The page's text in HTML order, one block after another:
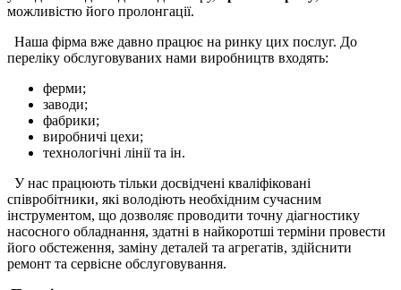
можливістю його пролонгації.
Наша фірма вже давно працює на ринку цих послуг. До
переліку обслуговуваних нами виробництв входять:
ферми;
заводи;
фабрики;
виробничі цехи;
технологічні лінії та ін.
У нас працюють тільки досвідчені кваліфіковані
співробітники, які володіють необхідним сучасним
інструментом, що дозволяє проводити точну діагностику
насосного обладнання, здатні в найкоротші терміни провести
його обстеження, заміну деталей та агрегатів, здійснити
ремонт та сервісне обслуговування.